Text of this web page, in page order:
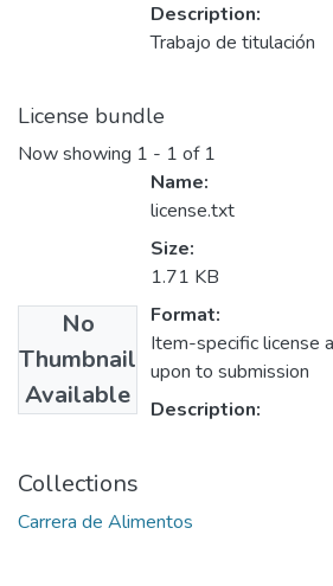
Description:
Trabajo de titulación
License bundle
Now showing 1 - 1 of 1
No
Thumbnail
Available
Name:
license.txt
Size:
1.71 KB
Format:
Item-specific license
upon to submission
Description:
Collections
Carrera de Alimentos